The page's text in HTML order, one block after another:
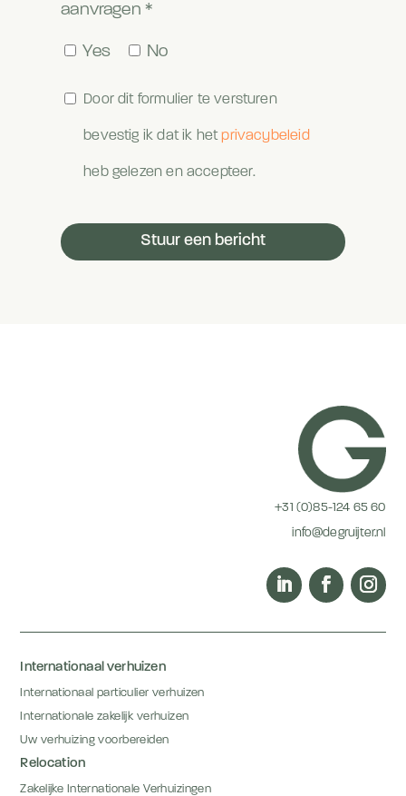
aanvragen *
Yes No
Door dit formulier te versturen
bevestig ik dat ik hetprivacybeleid
heb gelezen en accepteer.
Stuur een bericht
+31 (0)85-124 65 60
info@degruijter.nl
Internationaal verhuizen
Internationaal particulier verhuizen
Internationale zakelijk verhuizen
Uw verhuizing voorbereiden
Relocation
Zakelijke Internationale Verhuizingen